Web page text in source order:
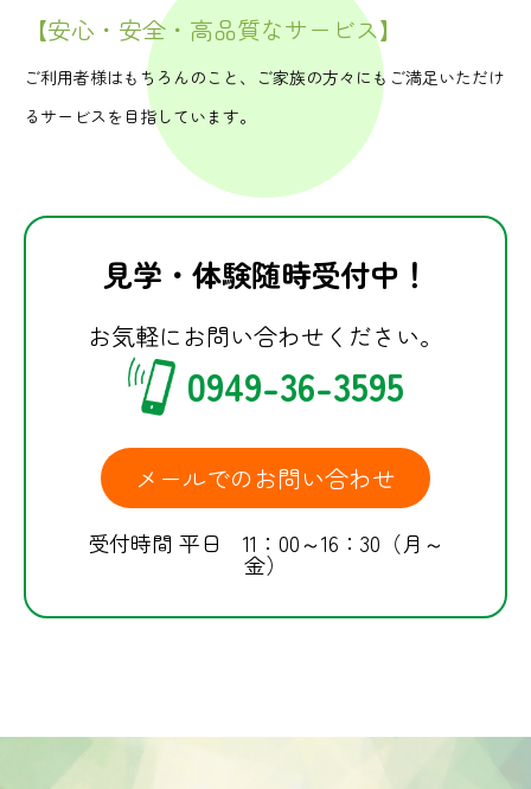
【安心・安全・高品質なサービス】
ご利用者様はもちろんのこと、ご家族の方々にもご満足いただけ
るサービスを目指しています。
見学・体験随時受付中！
お気軽にお問い合わせください。
0949-36-3595
メールでのお問い合わせ
受付時間 平日 11：00～16：30（月～
金）